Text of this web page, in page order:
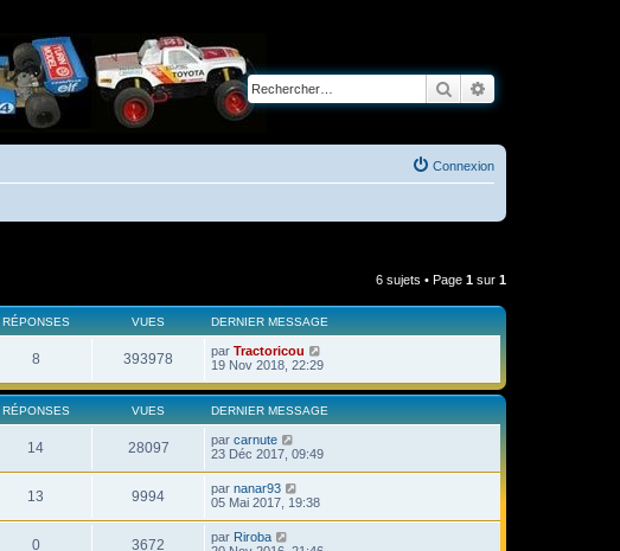
Rechercher
Connexion
6 sujets • Page 1 sur 1
RÉPONSES VUES DERNIER MESSAGE
8 393978 par Tractoricou
19 Nov 2018, 22:29
RÉPONSES VUES DERNIER MESSAGE
14 28097 par carnute
23 Déc 2017, 09:49
13 9994 par nanar93
05 Mai 2017, 19:38
0 3672 par Riroba